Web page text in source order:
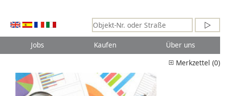
Jobs Kaufen
Über uns
Merkzettel (0)